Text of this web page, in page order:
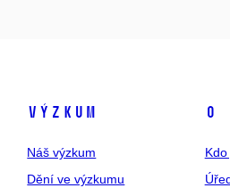
Výzkum
Náš výzkum
Dění ve výzkumu